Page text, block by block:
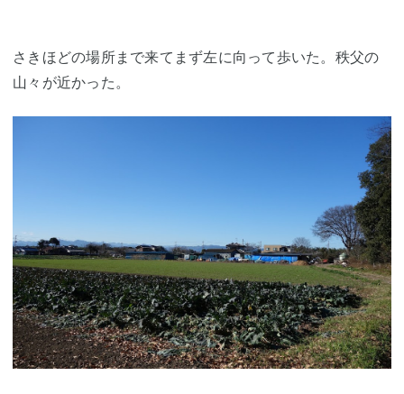
さきほどの場所まで来てまず左に向って歩いた。秩父の
山々が近かった。